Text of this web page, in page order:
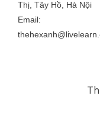
Thị, Tây Hồ, Hà Nội
Email: